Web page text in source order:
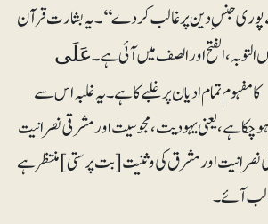
پوری جنسِ دین پر غالب کردے‘‘۔ یہ بشارت قرآن
التوبہ، الفتح اور الصف میں آئی ہے۔عَلَی
کا مفہوم تمام ادیان پر غلبے کا ہے۔ یہ غلبہ اس سے
ہوچکا ہے، یعنی یہودیت، مجوسیت اور مشرقی نصرانیت
نصرانیت اور مشرق کی وثنیت [بت پرستی] منتظر ہے
آئے۔